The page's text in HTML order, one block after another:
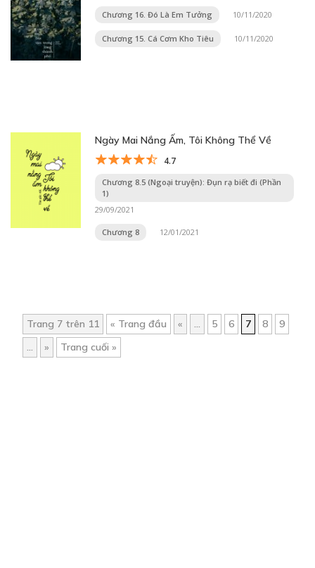
Chương 16. Đó Là Em Tưởng 10/11/2020
Chương 15. Cá Cơm Kho Tiêu 10/11/2020
Ngày Mai Nắng Ấm, Tôi Không Thể Về
4.7
Chương 8.5 (Ngoại truyện): Đụn rạ biết đi (Phần
1)
29/09/2021
Chương 8 12/01/2021
Trang 7 trên 11 « Trang đầu « ... 5 6 7 8
9
...
» Trang cuối »